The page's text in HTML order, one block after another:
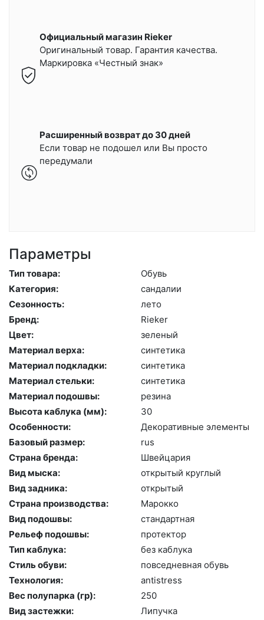
Официальный магазин Rieker
Оригинальный товар. Гарантия качества.
Маркировка «Честный знак»
Расширенный возврат до 30 дней
Если товар не подошел или Вы просто
передумали
Параметры
Тип товара:
Обувь
Категория:
сан­да­лии
Сезонность:
ле­то
Бренд:
Ri­eker
Цвет:
зе­леный
Материал верха:
син­те­тика
Материал подкладки:
син­те­тика
Материал стельки:
син­те­тика
Материал подошвы:
ре­зина
Высота каблука (мм):
30
Особенности:
Де­кора­тив­ные эле­мен­ты
Базовый размер:
rus
Страна бренда:
Швей­ца­рия
Вид мыска:
отк­ры­тый круг­лый
Вид задника:
отк­ры­тый
Страна производства:
Ма­рок­ко
Вид подошвы:
стан­дарт­ная
Рельеф подошвы:
про­тек­тор
Тип каблука:
без каб­лу­ка
Стиль обуви:
пов­седнев­ная обувь
Технология:
an­tist­ress
Вес полупарка (гр):
250
Вид застежки:
Ли­пуч­ка